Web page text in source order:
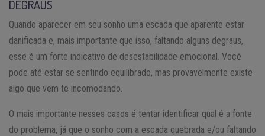
DEGRAUS
Quando aparecer em seu sonho uma escada que aparente estar
danificada e, mais importante que isso, faltando alguns degraus,
esse é um forte indicativo de desestabilidade emocional. Você
pode até estar se sentindo equilibrado, mas provavelmente existe
algo que vem te incomodando.
O mais importante nesses casos é tentar identificar qual é a fonte
do problema, já que o sonho com a escada quebrada e/ou faltando